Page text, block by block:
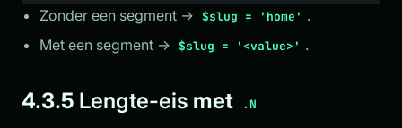
Zonder een segment → $slug = 'home' .
Met een segment → $slug = '<value>' .
4.3.5 Lengte-eis met .N